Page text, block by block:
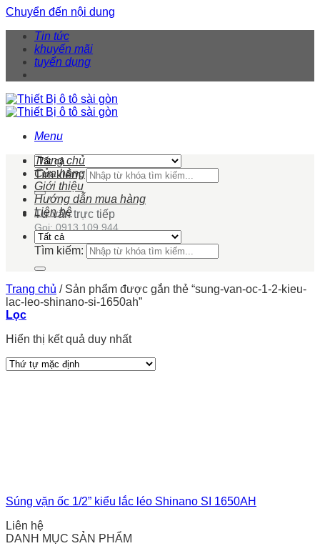
Chuyển đến nội dung
Tin tức
khuyến mãi
tuyển dụng
Menu
Tìm kiếm:
Tư vấn trực tiếp
Gọi: 0913 109 944
Trang chủ
Cửa hàng
Giới thiệu
Hướng dẫn mua hàng
Liên hệ
Tìm kiếm:
Trang chủ /Sản phẩm được gắn thẻ “sung-van-oc-1-2-kieu-
lac-leo-shinano-si-1650ah”
Lọc
Hiển thị kết quả duy nhất
Súng vặn ốc 1/2” kiểu lắc léo Shinano SI 1650AH
Liên hệ
DANH MỤC SẢN PHẨM